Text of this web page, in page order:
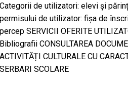
Categorii de utilizatori: elevi și
permisului de utilizator: fișa de
percep SERVICII OFERITE
Bibliografii CONSULTAREA
ACTIVITĂȚI CULTURALE CU
SERBARI SCOLARE